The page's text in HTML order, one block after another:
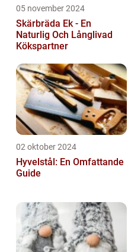
05 november 2024
Skärbräda Ek - En
Naturlig Och Långlivad
Kökspartner
02 oktober 2024
Hyvelstål: En Omfattande
Guide